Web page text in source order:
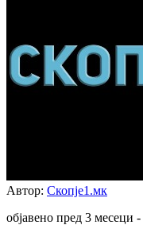
Автор: Скопје1.мк
објавено пред 3 месеци -